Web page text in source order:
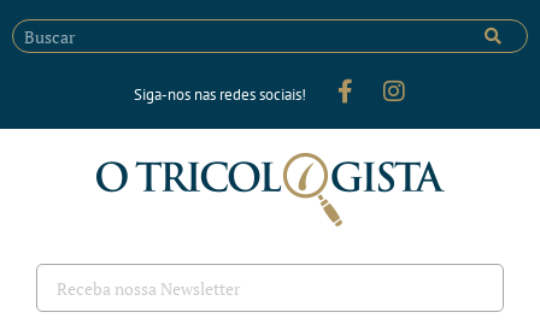
Siga-nos nas redes sociais!